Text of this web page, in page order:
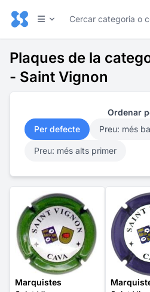
Plaques de la
- Saint Vignon
Ordenar
Per defecte
Preu: més
Preu: més alts primer
Marquistes